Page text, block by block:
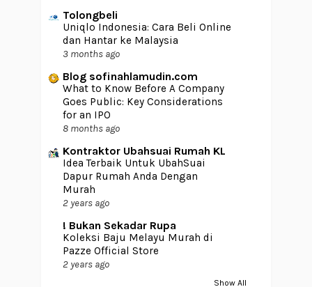
Tolongbeli
Uniqlo Indonesia: Cara Beli Online
dan Hantar ke Malaysia
3 months ago
Blog sofinahlamudin.com
What to Know Before A Company
Goes Public: Key Considerations
for an IPO
8 months ago
Kontraktor Ubahsuai Rumah KL
Idea Terbaik Untuk UbahSuai
Dapur Rumah Anda Dengan
Murah
2 years ago
! Bukan Sekadar Rupa
Koleksi Baju Melayu Murah di
Pazze Official Store
2 years ago
Show All